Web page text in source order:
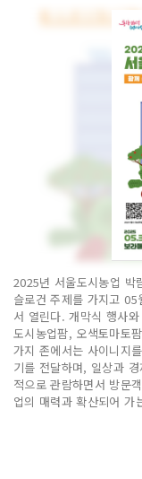
2025년 서울도시농업
슬로건 주제를 가지고
서 열린다. 개막식 행사
도시농업팜, 오색토마토
가지 존에서는 사이니지
기를 전달하며, 일상과
적으로 관람하면서 방문
업의 매력과 확산되어 가